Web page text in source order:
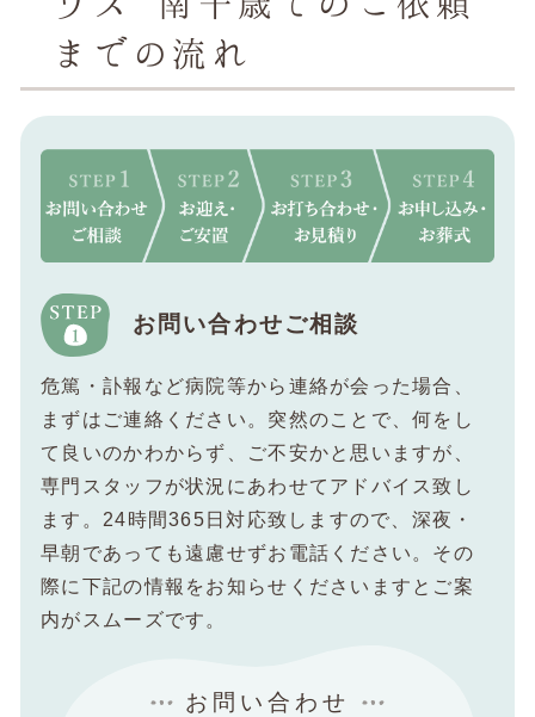
までの流れ
お問い合わせご相談
危篤・訃報など病院等から連絡が会った場合、
まずはご連絡ください。突然のことで、何をし
て良いのかわからず、ご不安かと思いますが、
専門スタッフが状況にあわせてアドバイス致し
ます。24時間365日対応致しますので、深夜・
早朝であっても遠慮せずお電話ください。その
際に下記の情報をお知らせくださいますとご案
内がスムーズです。
お問い合わせ